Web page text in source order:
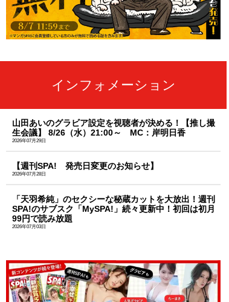
インフォメーション
山田あいのグラビア設定を視聴者が決める！【推し撮
生会議】 8/26（水）21:00～ MC：岸明日香
2026年07月29日
【週刊SPA! 発売日変更のお知らせ】
2026年07月28日
「天羽希純」のセクシーな秘蔵カットを大放出！週刊
SPA!のサブスク「MySPA!」続々更新中！初回は初月
99円で読み放題
2026年07月03日